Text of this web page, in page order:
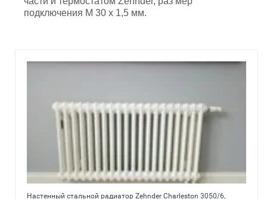
подключения M 30 х 1,5 мм.
Настенный стальной радиатор Zehnder Charleston 3050/6,